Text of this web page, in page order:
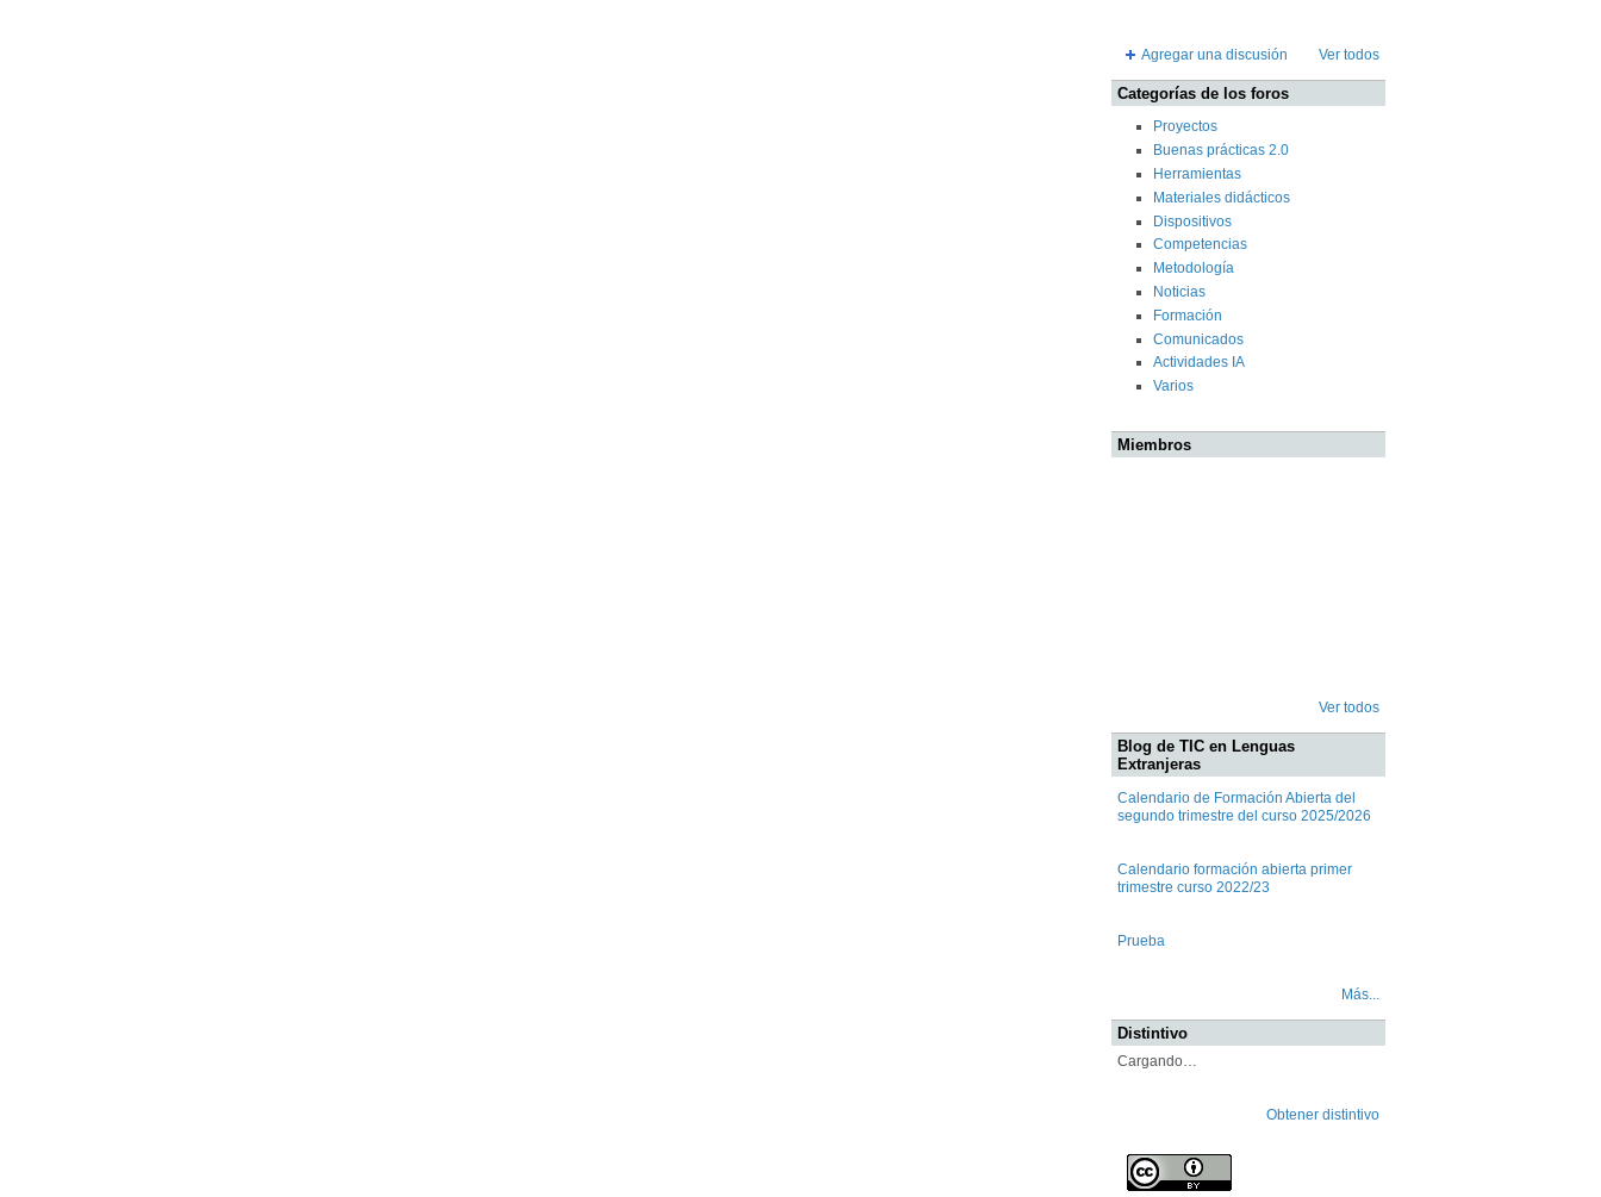
Agregar una discusión Ver todos
Categorías de los foros
Proyectos
Buenas prácticas 2.0
Herramientas
Materiales didácticos
Dispositivos
Competencias
Metodología
Noticias
Formación
Comunicados
Actividades IA
Varios
Miembros
Ver todos
Blog de TIC en Lenguas
Extranjeras
Calendario de Formación Abierta del
segundo trimestre del curso 2025/2026
Calendario formación abierta primer
trimestre curso 2022/23
Prueba
Más...
Distintivo
Cargando…
Obtener distintivo